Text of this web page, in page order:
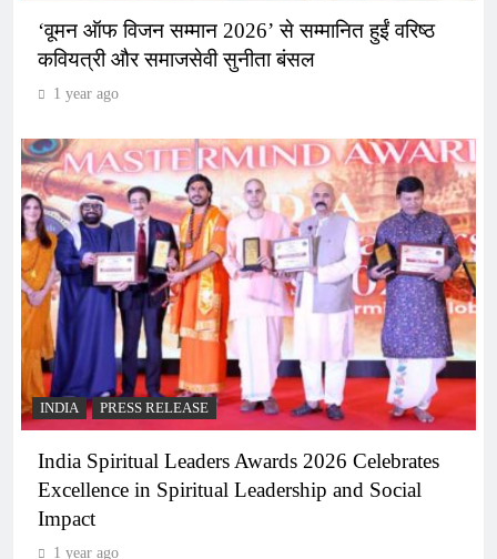
‘वूमन ऑफ विजन सम्मान 2026’ से सम्मानित हुईं वरिष्ठ
कवियत्री और समाजसेवी सुनीता बंसल
1 year ago
INDIA PRESS RELEASE
India Spiritual Leaders Awards 2026 Celebrates
Excellence in Spiritual Leadership and Social
Impact
1 year ago